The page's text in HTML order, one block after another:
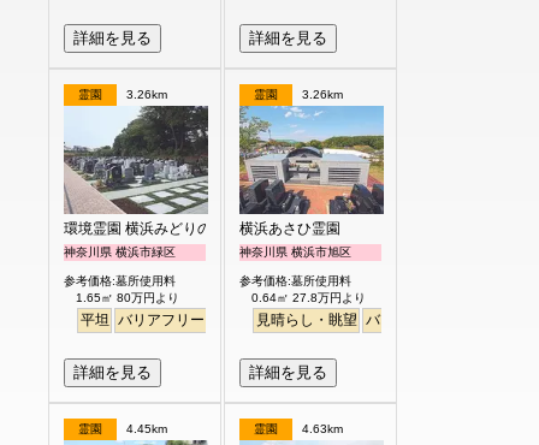
詳細を見る 詳細を見る
霊園 3.26km
環境霊園 横浜みどりの森
神奈川県 横浜市緑区
参考価格:墓所使用料
1.65㎡ 80万円より
平坦 バリアフリー 明るい
詳細を見る
霊園 3.26km
横浜あさひ霊園
神奈川県 横浜市旭区
参考価格:墓所使用料
0.64㎡ 27.8万円より
見晴らし・眺望 バリアフリー
詳細を見る
霊園 4.45km 霊園 4.63km